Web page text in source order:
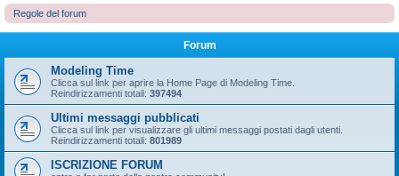
Regole del forum
Forum
Modeling Time
Clicca sul link per aprire la Home Page di Modeling Time.
Reindirizzamenti totali: 397494
Ultimi messaggi pubblicati
Clicca sul link per visualizzare gli ultimi messaggi postati dagli utenti.
Reindirizzamenti totali: 801989
ISCRIZIONE FORUM